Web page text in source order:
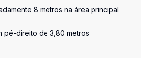
8 metros na área principal
pé-direito de 3,80 metros